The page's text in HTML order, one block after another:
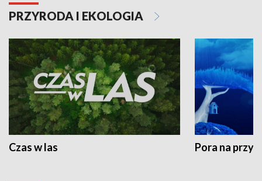
PRZYRODA I EKOLOGIA
Czas w las Pora na